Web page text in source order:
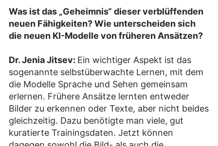
Was ist das „Geheimnis“ dieser verblüffenden
neuen Fähigkeiten? Wie unterscheiden sich
die neuen KI-Modelle von früheren Ansätzen?
Dr. Jenia Jitsev: Ein wichtiger Aspekt ist das
sogenannte selbstüberwachte Lernen, mit dem
die Modelle Sprache und Sehen gemeinsam
erlernen. Frühere Ansätze lernten entweder
Bilder zu erkennen oder Texte, aber nicht beides
gleichzeitig. Dazu benötigte man viele, gut
kuratierte Trainingsdaten. Jetzt können